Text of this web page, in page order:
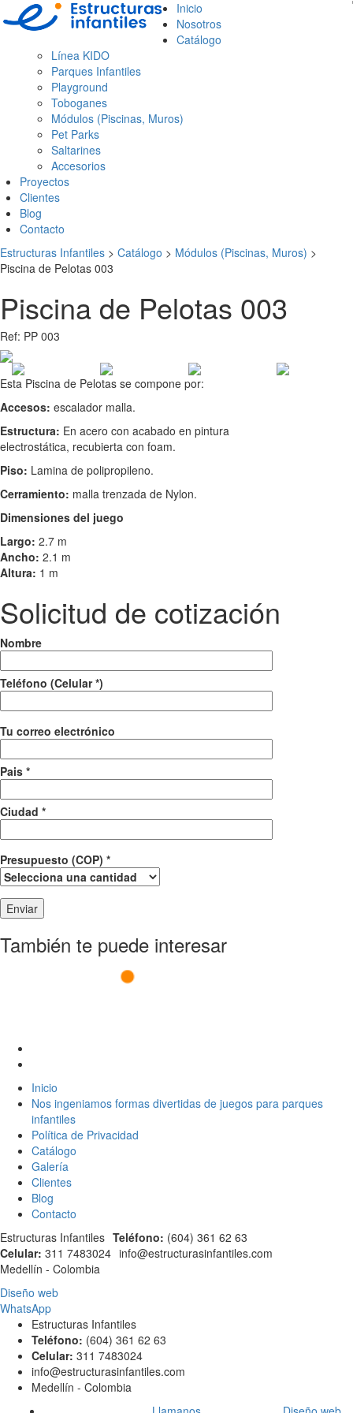
Inicio
Nosotros
Catálogo
Línea KIDO
Parques Infantiles
Playground
Toboganes
Módulos (Piscinas, Muros)
Pet Parks
Saltarines
Accesorios
Proyectos
Clientes
Blog
Contacto
Estructuras Infantiles > Catálogo > Módulos (Piscinas, Muros) >
Piscina de Pelotas 003
Piscina de Pelotas 003
Ref: PP 003
Esta Piscina de Pelotas se compone por:
Accesos: escalador malla.
Estructura: En acero con acabado en pintura
electrostática, recubierta con foam.
Piso: Lamina de polipropileno.
Cerramiento: malla trenzada de Nylon.
Dimensiones del juego
Largo: 2.7 m
Ancho: 2.1 m
Altura: 1 m
Solicitud de cotización
Nombre
Teléfono (Celular *)
Tu correo electrónico
Pais *
Ciudad *
Presupuesto (COP) *
También te puede interesar
Inicio
Nos ingeniamos formas divertidas de juegos para parques
infantiles
Política de Privacidad
Catálogo
Galería
Clientes
Blog
Contacto
Estructuras Infantiles Teléfono: (604) 361 62 63
Celular: 311 7483024 info@estructurasinfantiles.com
Medellín - Colombia
Diseño web
WhatsApp
Estructuras Infantiles
Teléfono: (604) 361 62 63
Celular: 311 7483024
info@estructurasinfantiles.com
Medellín - Colombia